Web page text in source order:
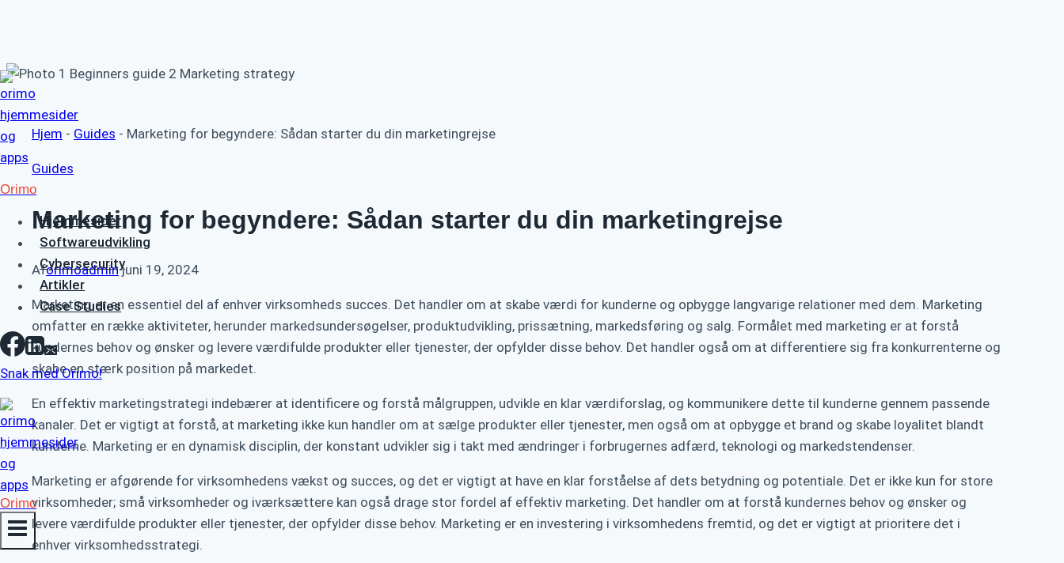
Fortsæt
til
indhold
Orimo
Hjemmesider
Softwareudvikling
Cybersecurity
Artikler
Case Studies
Snak med Orimo!
Orimo
Hjem - Guides - Marketing for begyndere: Sådan starter du din marketingrejse
Guides
Marketing for begyndere: Sådan starter du din marketingrejse
Aforimoadmin juni 19, 2024
Marketing er en essentiel del af enhver virksomheds succes. Det handler om at skabe værdi for kunderne og opbygge langvarige relationer med dem. Marketing
omfatter en række aktiviteter, herunder markedsundersøgelser, produktudvikling, prissætning, markedsføring og salg. Formålet med marketing er at forstå
kundernes behov og ønsker og levere værdifulde produkter eller tjenester, der opfylder disse behov. Det handler også om at differentiere sig fra konkurrenterne og
skabe en stærk position på markedet.
En effektiv marketingstrategi indebærer at identificere og forstå målgruppen, udvikle en klar værdiforslag, og kommunikere dette til kunderne gennem passende
kanaler. Det er vigtigt at forstå, at marketing ikke kun handler om at sælge produkter eller tjenester, men også om at opbygge et brand og skabe loyalitet blandt
kunderne. Marketing er en dynamisk disciplin, der konstant udvikler sig i takt med ændringer i forbrugernes adfærd, teknologi og markedstendenser.
Marketing er afgørende for virksomhedens vækst og succes, og det er vigtigt at have en klar forståelse af dets betydning og potentiale. Det er ikke kun for store
virksomheder; små virksomheder og iværksættere kan også drage stor fordel af effektiv marketing. Det handler om at forstå kundernes behov og ønsker og
levere værdifulde produkter eller tjenester, der opfylder disse behov. Marketing er en investering i virksomhedens fremtid, og det er vigtigt at prioritere det i
enhver virksomhedsstrategi.